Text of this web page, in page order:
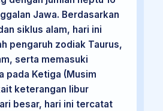
Jawa. Berdasarkan
siklus alam, hari ini
pengaruh zodiak Taurus,
serta memasuki
pada Ketiga (Musim
keterangan libur
besar, hari ini tercatat